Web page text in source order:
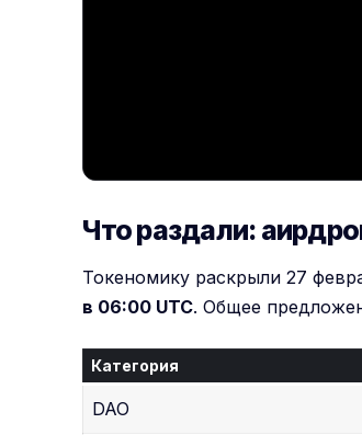
Что раздали:
Токеномику раскрыли 27
в 06:00 UTC. Общее
Категория
DAO